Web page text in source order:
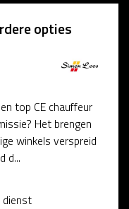
opties
top CE chauffeur
Het brengen
winkels verspreid
d...